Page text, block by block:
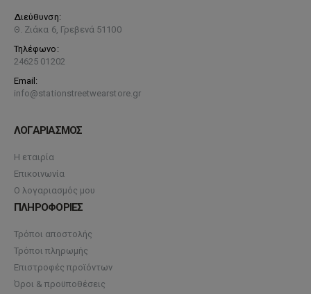
Διεύθυνση:
Θ. Ζιάκα 6, Γρεβενά 51100
Τηλέφωνο:
24625 01202
Email:
info@stationstreetwearstore.gr
ΛΟΓΑΡΙΑΣΜΟΣ
Η εταιρία
Επικοινωνία
Ο λογαριασμός μου
ΠΛΗΡΟΦΟΡΙΕΣ
Τρόποι αποστολής
Τρόποι πληρωμής
Επιστροφές προϊόντων
Όροι & προϋποθέσεις